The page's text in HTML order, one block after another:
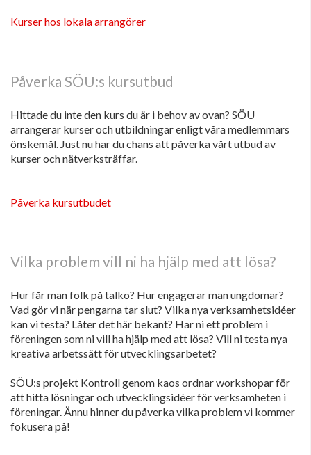
Kurser hos lokala arrangörer
Påverka SÖU:s kursutbud
Hittade du inte den kurs du är i behov av ovan? SÖU
arrangerar kurser och utbildningar enligt våra medlemmars
önskemål. Just nu har du chans att påverka vårt utbud av
kurser och nätverksträffar.
Påverka kursutbudet
Vilka problem vill ni ha hjälp med att lösa?
Hur får man folk på talko? Hur engagerar man ungdomar?
Vad gör vi när pengarna tar slut? Vilka nya verksamhetsidéer
kan vi testa? Låter det här bekant? Har ni ett problem i
föreningen som ni vill ha hjälp med att lösa? Vill ni testa nya
kreativa arbetssätt för utvecklingsarbetet?
SÖU:s projekt Kontroll genom kaos ordnar workshopar för
att hitta lösningar och utvecklingsidéer för verksamheten i
föreningar. Ännu hinner du påverka vilka problem vi kommer
fokusera på!